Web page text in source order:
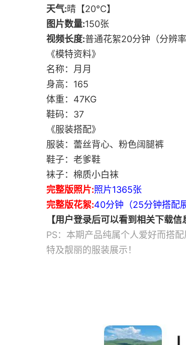
天气:晴【20℃】
图片数量:150张
视频长度:普通花絮20分钟（分辨率
《模特资料》
名称：月月
身高：165
体重：47KG
鞋码：37
《服装搭配》
服装：蕾丝背心、粉色阔腿裤
鞋子：老爹鞋
袜子：棉质小白袜
完整版照片:照片1365张
完整版花絮:40分钟（25分钟搭配
【用户登录后可以看到相关下载信
PS：本期产品纯属个人爱好而搭
特及靓丽的服装展示！